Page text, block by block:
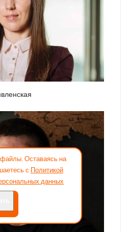
Оставаясь на
с Политикой
данных